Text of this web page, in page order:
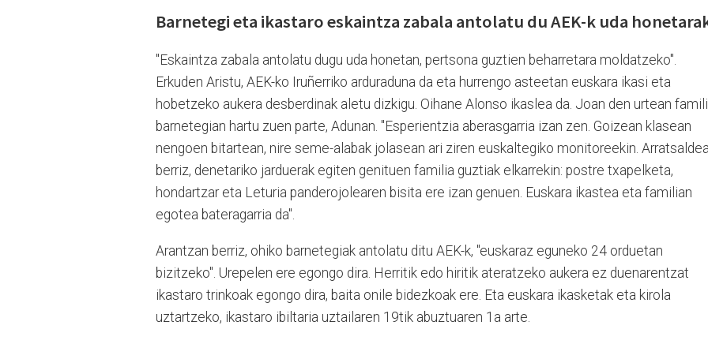
Barnetegi eta ikastaro eskaintza zabala antolatu du AEK-k uda
"Eskaintza zabala antolatu dugu uda honetan, pertsona guztien beharretara moldatzeko".
Erkuden Aristu, AEK-ko Iruñerriko arduraduna da eta hurrengo asteetan euskara ikasi eta
hobetzeko aukera desberdinak aletu dizkigu. Oihane Alonso ikaslea da. Joan den urtean
barnetegian hartu zuen parte, Adunan. "Esperientzia aberasgarria izan zen. Goizean klasean
nengoen bitartean, nire seme-alabak jolasean ari ziren euskaltegiko monitoreekin.
berriz, denetariko jarduerak egiten genituen familia guztiak elkarrekin: postre txapelketa,
hondartzar eta Leturia panderojolearen bisita ere izan genuen. Euskara ikastea eta familian
egotea bateragarria da".
Arantzan berriz, ohiko barnetegiak antolatu ditu AEK-k, "euskaraz eguneko 24 orduetan
bizitzeko". Urepelen ere egongo dira. Herritik edo hiritik ateratzeko aukera ez duenarentzat
ikastaro trinkoak egongo dira, baita onile bidezkoak ere. Eta euskara ikasketak eta kirola
uztartzeko, ikastaro ibiltaria uztailaren 19tik abuztuaren 1a arte.